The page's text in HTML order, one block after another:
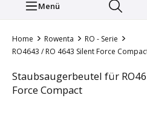
Menü
Home Rowenta
RO - Serie
RO4643 / RO 4643 Silent Force
Staubsaugerbeutel für
Force Compact